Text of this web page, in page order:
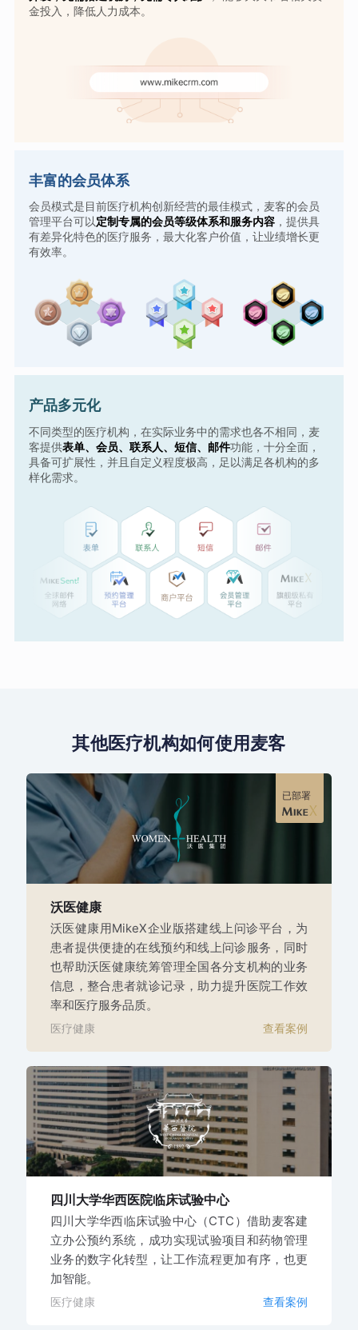
金投入，降低人力成本。
丰富的会员体系
会员模式是目前医疗机构创新经营的最佳模式，麦客的会员
管理平台可以定制专属的会员等级体系和服务内容，提供具
有差异化特色的医疗服务，最大化客户价值，让业绩增长更
有效率。
产品多元化
不同类型的医疗机构，在实际业务中的需求也各不相同，麦
客提供表单、会员、联系人、短信、邮件功能，十分全面，
具备可扩展性，并且自定义程度极高，足以满足各机构的多
样化需求。
其他医疗机构如何使用麦客
已部署
沃医健康
沃医健康用MikeX企业版搭建线上问诊平台，为
患者提供便捷的在线预约和线上问诊服务，同时
也帮助沃医健康统筹管理全国各分支机构的业务
信息，整合患者就诊记录，助力提升医院工作效
率和医疗服务品质。
医疗健康 查看案例
四川大学华西医院临床试验中心
四川大学华西临床试验中心（CTC）借助麦客建
立办公预约系统，成功实现试验项目和药物管理
业务的数字化转型，让工作流程更加有序，也更
加智能。
医疗健康 查看案例